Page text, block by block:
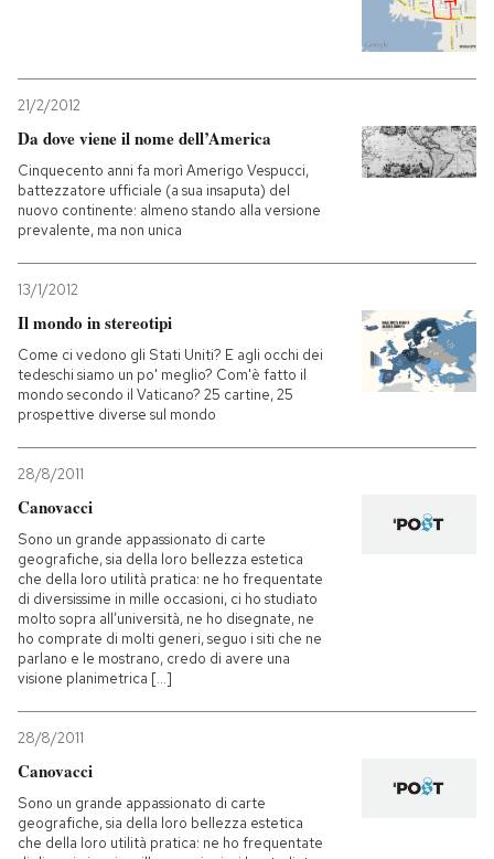
21/2/2012
Da dove viene il nome dell’America
Cinquecento anni fa morì Amerigo Vespucci,
battezzatore ufficiale (a sua insaputa) del
nuovo continente: almeno stando alla versione
prevalente, ma non unica
13/1/2012
Il mondo in stereotipi
Come ci vedono gli Stati Uniti? E agli occhi dei
tedeschi siamo un po' meglio? Com'è fatto il
mondo secondo il Vaticano? 25 cartine, 25
prospettive diverse sul mondo
28/8/2011
Canovacci
Sono un grande appassionato di carte
geografiche, sia della loro bellezza estetica
che della loro utilità pratica: ne ho frequentate
di diversissime in mille occasioni, ci ho studiato
molto sopra all’università, ne ho disegnate, ne
ho comprate di molti generi, seguo i siti che ne
parlano e le mostrano, credo di avere una
visione planimetrica [...]
28/8/2011
Canovacci
Sono un grande appassionato di carte
geografiche, sia della loro bellezza estetica
che della loro utilità pratica: ne ho frequentate